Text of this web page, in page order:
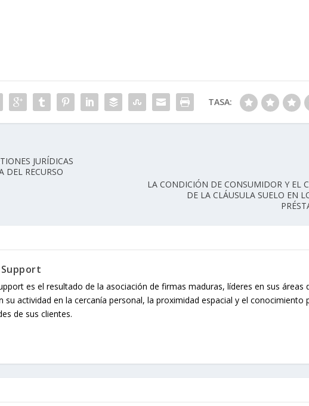
TASA:
JURÍDICAS
DEL RECURSO
LA CONDICIÓN DE CONSUMIDOR Y EL
DE LA CLÁUSULA SUELO EN
es el resultado de la asociación de firmas maduras, líderes en sus áreas
su actividad en la cercanía personal, la proximidad espacial y el conocimiento
de sus clientes.